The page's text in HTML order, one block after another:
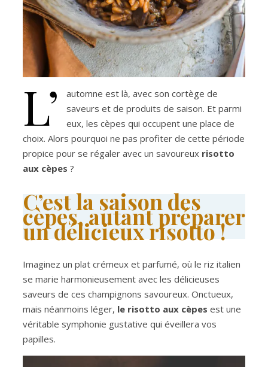
L’
automne est là, avec son cortège de
saveurs et de produits de saison. Et parmi
eux, les cèpes qui occupent une place de
choix. Alors pourquoi ne pas profiter de cette période
propice pour se régaler avec un savoureux risotto
aux cèpes ?
C’est la saison des
cèpes, autant préparer
un délicieux risotto !
Imaginez un plat crémeux et parfumé, où le riz italien
se marie harmonieusement avec les délicieuses
saveurs de ces champignons savoureux. Onctueux,
mais néanmoins léger, le risotto aux cèpes est une
véritable symphonie gustative qui éveillera vos
papilles.